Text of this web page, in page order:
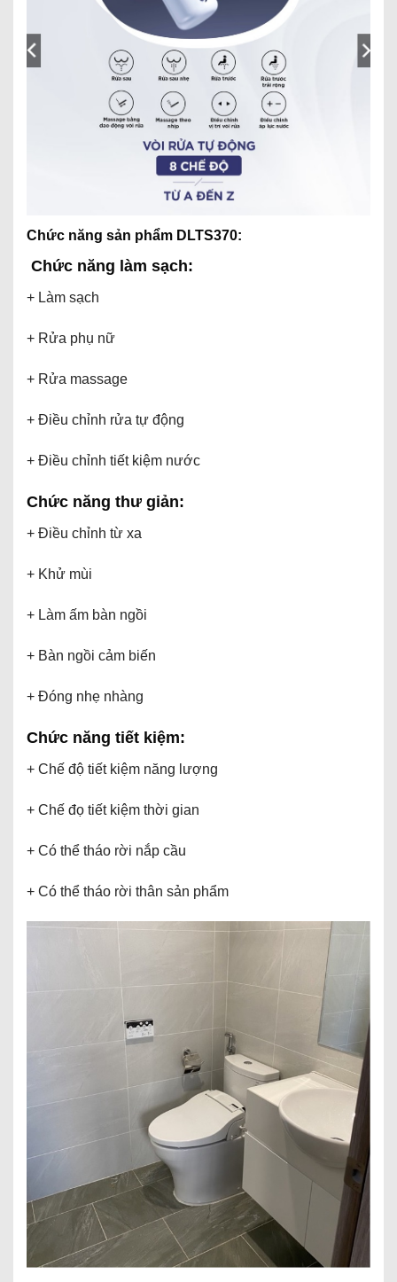
Chức năng sản phẩm DLTS370:
Chức năng làm sạch:
+ Làm sạch
+ Rửa phụ nữ
+ Rửa massage
+ Điều chỉnh rửa tự động
+ Điều chỉnh tiết kiệm nước
Chức năng thư giản:
+ Điều chỉnh từ xa
+ Khử mùi
+ Làm ấm bàn ngồi
+ Bàn ngồi cảm biến
+ Đóng nhẹ nhàng
Chức năng tiết kiệm:
+ Chế độ tiết kiệm năng lượng
+ Chế đọ tiết kiệm thời gian
+ Có thể tháo rời nắp cầu
+ Có thể tháo rời thân sản phẩm